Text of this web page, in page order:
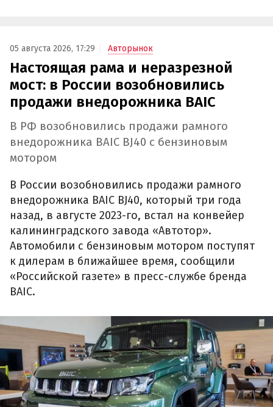
05 августа 2026, 17:29 Авторынок
Настоящая рама и неразрезной
мост: в России возобновились
продажи внедорожника BAIC
В РФ возобновились продажи рамного
внедорожника BAIC BJ40 с бензиновым
мотором
В России возобновились продажи рамного
внедорожника BAIC BJ40, который три года
назад, в августе 2023-го, встал на конвейер
калининградского завода «Автотор».
Автомобили с бензиновым мотором поступят
к дилерам в ближайшее время, сообщили
«Российской газете» в пресс-службе бренда
BAIC.